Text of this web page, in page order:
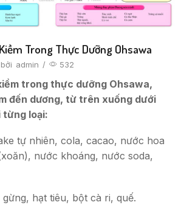
Trong Thực Dưỡng Ohsawa
admin / 532
trong thực dưỡng Ohsawa,
đến dương, từ trên xuống dưới
từng loại:
tự nhiên, cola, cacao, nước hoa
nước khoáng, nước soda,
hạt tiêu, bột cà ri, quế.